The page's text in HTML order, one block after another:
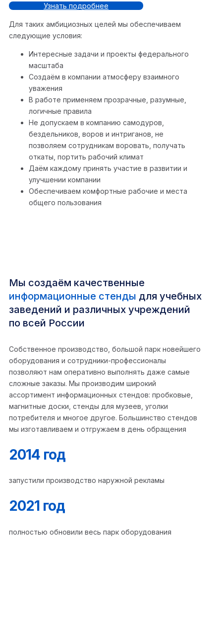
Узнать подробнее
Для таких амбициозных целей мы обеспечиваем
следующие условия:
Интересные задачи и проекты федерального
масштаба
Создаём в компании атмосферу взаимного
уважения
В работе применяем прозрачные, разумные,
логичные правила
Не допускаем в компанию самодуров,
бездельников, воров и интриганов, не
позволяем сотрудникам воровать, получать
откаты, портить рабочий климат
Даём каждому принять участие в развитии и
улучшении компании
Обеспечиваем комфортные рабочие и места
общего пользования
Мы создаём качественные
информационные стенды для учебных
заведений и различных учреждений
по всей России
Собственное производство, большой парк новейшего
оборудования и сотрудники-профессионалы
позволяют нам оперативно выполнять даже самые
сложные заказы. Мы производим широкий
ассортимент информационных стендов: пробковые,
магнитные доски, стенды для музеев, уголки
потребителя и многое другое. Большинство стендов
мы изготавливаем и отгружаем в день обращения
2014 год
запустили производство наружной рекламы
2021 год
полностью обновили весь парк оборудования